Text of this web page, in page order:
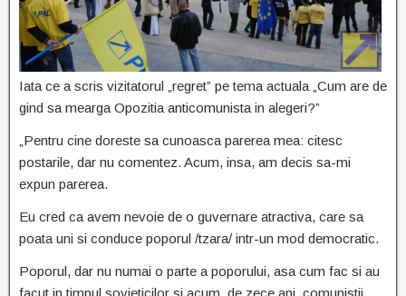
Iata ce a scris vizitatorul „regret” pe tema actuala „Cum are de
gind sa mearga Opozitia anticomunista in alegeri?”
„Pentru cine doreste sa cunoasca parerea mea: citesc
postarile, dar nu comentez. Acum, insa, am decis sa-mi
expun parerea.
Eu cred ca avem nevoie de o guvernare atractiva, care sa
poata uni si conduce poporul /tzara/ intr-un mod democratic.
Poporul, dar nu numai o parte a poporului, asa cum fac si au